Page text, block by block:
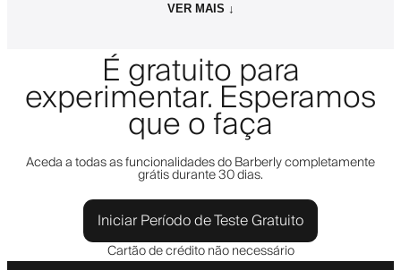
VER MAIS ↓
É gratuito para
experimentar. Esperamos
que o faça
Aceda a todas as funcionalidades do Barberly completamente
grátis durante 30 dias.
Iniciar Período de Teste Gratuito
Cartão de crédito não necessário